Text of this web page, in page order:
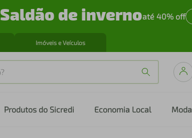
Saldão de invernoaté 40% off
Imóveis e Veículos
Produtos do Sicredi Economia Local Moda